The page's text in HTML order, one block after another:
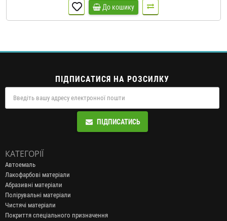
До кошику
ПІДПИСАТИСЯ НА РОЗСИЛКУ
ПІДПИСАТИСЬ
КАТЕГОРІЇ
Автоемаль
Лакофарбові матеріали
Абразивні матеріали
Полірувальні матеріали
Чистячі матеріали
Покриття спеціального призначення